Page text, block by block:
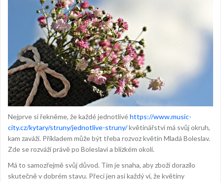
Nejprve si řekněme, že každé jednotlivéhttps://www.music-
city.cz/kytary/struny/jednotlive-struny/květinářství má svůj okruh,
kam zaváží. Příkladem může být třeba rozvoz květin Mladá Boleslav.
Zde se rozváží právě po Boleslavi a blízkém okolí.
Má to samozřejmě svůj důvod. Tím je snaha, aby zboží dorazilo
skutečně v dobrém stavu. Přeci jen asi každý ví, že květiny